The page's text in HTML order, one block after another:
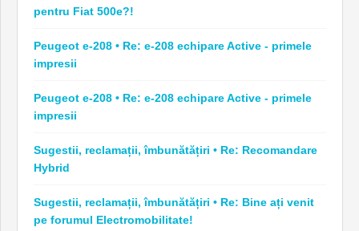
pentru Fiat 500e?!
Peugeot e-208 • Re: e-208 echipare Active - primele
impresii
Peugeot e-208 • Re: e-208 echipare Active - primele
impresii
Sugestii, reclamații, îmbunătățiri • Re: Recomandare
Hybrid
Sugestii, reclamații, îmbunătățiri • Re: Bine ați venit
pe forumul Electromobilitate!